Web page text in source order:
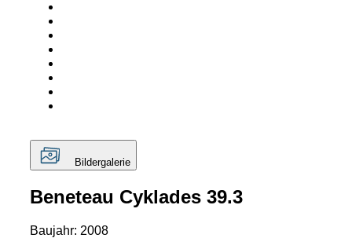
Bildergalerie
Beneteau Cyklades 39.3
Baujahr: 2008